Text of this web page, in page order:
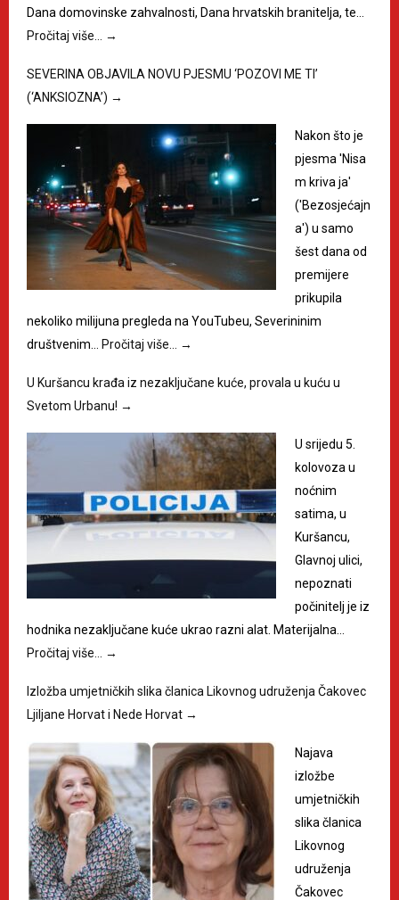
Dana domovinske zahvalnosti, Dana hrvatskih branitelja, te…
Pročitaj više…
→
SEVERINA OBJAVILA NOVU PJESMU ‘POZOVI ME TI’
(‘ANKSIOZNA’) →
Nakon što je
pjesma 'Nisa
m kriva ja'
('Bezosjećajn
a') u samo
šest dana od
premijere
prikupila
nekoliko milijuna pregleda na YouTubeu, Severininim
društvenim…
Pročitaj više… →
U Kuršancu krađa iz nezaključane kuće, provala u kuću u
Svetom Urbanu! →
U srijedu 5.
kolovoza u
noćnim
satima, u
Kuršancu,
Glavnoj ulici,
nepoznati
počinitelj je iz
hodnika nezaključane kuće ukrao razni alat. Materijalna…
Pročitaj više…
→
Izložba umjetničkih slika članica Likovnog udruženja Čakovec
Ljiljane Horvat i Nede Horvat →
Najava
izložbe
umjetničkih
slika članica
Likovnog
udruženja
Čakovec